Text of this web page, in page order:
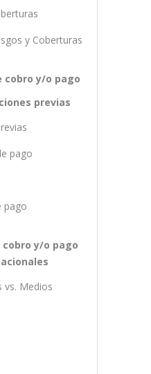
y Coberturas
cobro y/o pago
previas
pago
pago
cobro y/o pago
vs. Medios